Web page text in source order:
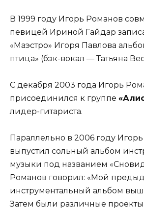
В 1999 году Игорь Романов
певицей Ириной Гайдар
«Маэстро» Игоря Павлова
птица» (бэк-вокал — Татьяна
С декабря 2003 года Игорь
присоединился к группе
лидер-гитариста.
Параллельно в 2006 году
выпустил сольный альбом
музыки под названием
Романов говорил: «Мой
инструментальный альбом
Затем были различные